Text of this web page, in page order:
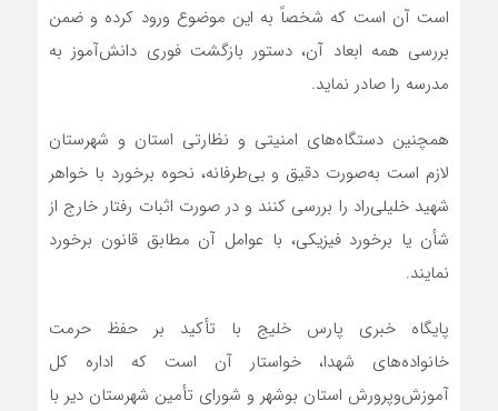
است آن است که شخصاً به این موضوع ورود کرده و ضمن
بررسی همه ابعاد آن، دستور بازگشت فوری دانش‌آموز به
مدرسه را صادر نماید.
همچنین دستگاه‌های امنیتی و نظارتی استان و شهرستان
لازم است به‌صورت دقیق و بی‌طرفانه، نحوه برخورد با خواهر
شهید خلیلی‌راد را بررسی کنند و در صورت اثبات رفتار خارج از
شأن یا برخورد فیزیکی، با عوامل آن مطابق قانون برخورد
نمایند.
پایگاه خبری پارس خلیج با تأکید بر حفظ حرمت
خانواده‌های شهدا، خواستار آن است که اداره کل
آموزش‌وپرورش استان بوشهر و شورای تأمین شهرستان دیر با